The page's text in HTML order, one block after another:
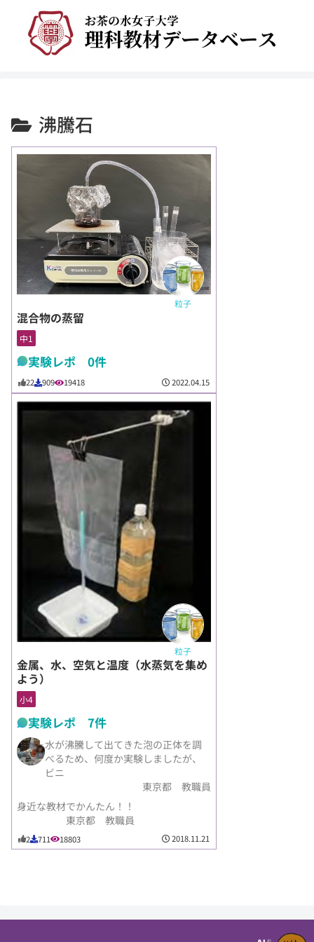
沸騰石
粒子
混合物の蒸留
中1
実験レポ 0件
22 909 19418 2022.04.15
粒子
金属、水、空気と温度（水蒸気を集め
よう）
小4
実験レポ 7件
水が沸騰して出てきた泡の正体を調
べるため、何度か実験しましたが、
ビニ
東京都 教職員
身近な教材でかんたん！！
東京都 教職員
2 711 18803 2018.11.21